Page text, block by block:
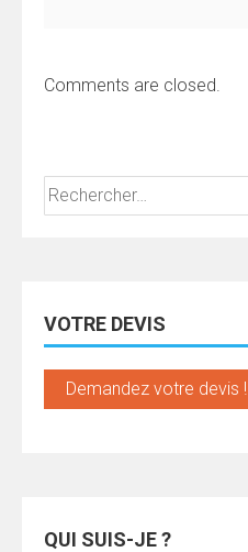
Comments are closed.
Rechercher :
VOTRE DEVIS
Demandez votre devis !
QUI SUIS-JE ?